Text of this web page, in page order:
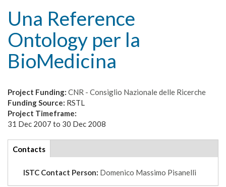
Una Reference
Ontology per la
BioMedicina
Project Funding: CNR - Consiglio Nazionale delle Ricerche
Funding Source: RSTL
Project Timeframe:
31 Dec 2007 to 30 Dec 2008
tabs
Contacts
tab)
ISTC Contact Person: Domenico Massimo Pisanelli